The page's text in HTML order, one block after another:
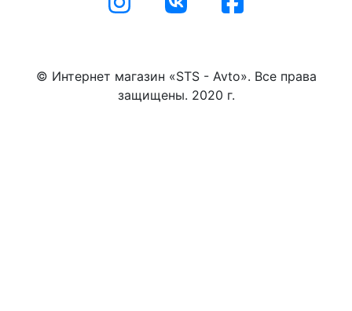
© Интернет магазин «STS - Avto». Все права
защищены. 2020 г.